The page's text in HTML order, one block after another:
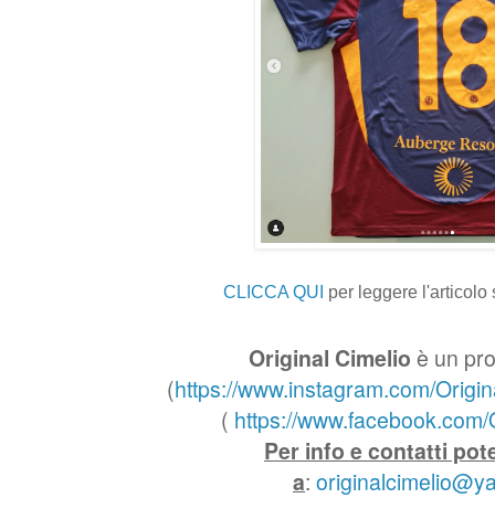
CLICCA QUI per leggere l'articolo
Original Cimelio è un
(https://www.instagram.com/
( https://
Per info e contatti
a: